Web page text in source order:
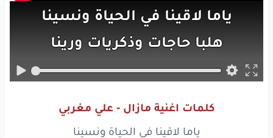
ياما لاقينا في الحياة ونسينا
هلباحاجات وذكريات ورينا
وحسيناناسوعالمحستبينا
مش
ناسيها
كلمات اغنية مازال - علي مغربي
ياما لاقينا في الحياة ونسينا